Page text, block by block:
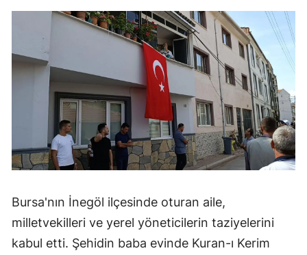
Bursa'nın İnegöl ilçesinde oturan aile,
milletvekilleri ve yerel yöneticilerin taziyelerini
kabul etti. Şehidin baba evinde Kuran-ı Kerim